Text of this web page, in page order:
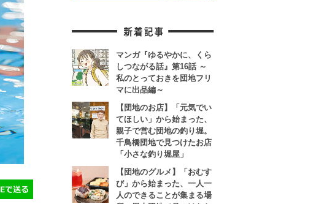
マンガ『ゆるやかに、くら
しつながる話』第16話 ～
私のとっておきを団地フリ
マに出品編～
【団地のお店】「元気でい
てほしい」から始まった、
親子で営む団地の釣り堀。
千鳥橋団地で見つけたお店
「小さな釣り堀屋」
【団地のグルメ】「おむす
び」から始まった、一人一
人のできることが集まる場